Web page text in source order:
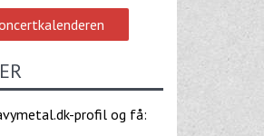
profil og få: